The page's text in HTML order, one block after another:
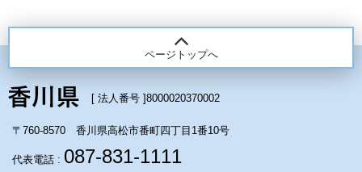
ページトップへ
[ 法人番号 ]8000020370002
〒760-8570 香川県高松市番町四丁目1番10号
代表電話 : 087-831-1111